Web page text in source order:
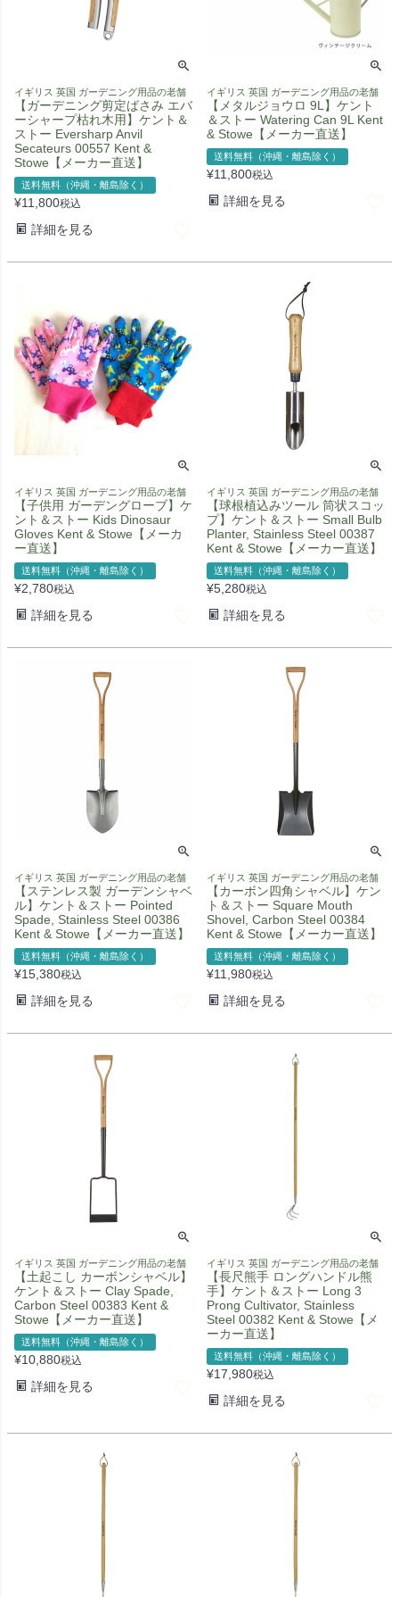
イギリス 英国 ガーデニング用品の老舗
【ガーデニング剪定ばさみ エバ
ーシャープ枯れ木用】ケント＆
ストー Eversharp Anvil
Secateurs 00557 Kent &
Stowe【メーカー直送】
送料無料（沖縄・離島除く）
¥11,800税込
詳細を見る
イギリス 英国 ガーデニング用品の老舗
【メタルジョウロ 9L】ケント
＆ストー Watering Can 9L Kent
& Stowe【メーカー直送】
送料無料（沖縄・離島除く）
¥11,800税込
詳細を見る
イギリス 英国 ガーデニング用品の老舗
【子供用 ガーデングローブ】ケ
ント＆ストー Kids Dinosaur
Gloves Kent & Stowe【メーカ
ー直送】
送料無料（沖縄・離島除く）
¥2,780税込
詳細を見る
イギリス 英国 ガーデニング用品の老舗
【球根植込みツール 筒状スコッ
プ】ケント＆ストー Small Bulb
Planter, Stainless Steel 00387
Kent & Stowe【メーカー直送】
送料無料（沖縄・離島除く）
¥5,280税込
詳細を見る
イギリス 英国 ガーデニング用品の老舗
【ステンレス製 ガーデンシャベ
ル】ケント＆ストー Pointed
Spade, Stainless Steel 00386
Kent & Stowe【メーカー直送】
送料無料（沖縄・離島除く）
¥15,380税込
詳細を見る
イギリス 英国 ガーデニング用品の老舗
【カーボン四角シャベル】ケン
ト＆ストー Square Mouth
Shovel, Carbon Steel 00384
Kent & Stowe【メーカー直送】
送料無料（沖縄・離島除く）
¥11,980税込
詳細を見る
イギリス 英国 ガーデニング用品の老舗
【土起こし カーボンシャベル】
ケント＆ストー Clay Spade,
Carbon Steel 00383 Kent &
Stowe【メーカー直送】
送料無料（沖縄・離島除く）
¥10,880税込
詳細を見る
イギリス 英国 ガーデニング用品の老舗
【長尺熊手 ロングハンドル熊
手】ケント＆ストー Long 3
Prong Cultivator, Stainless
Steel 00382 Kent & Stowe【メ
ーカー直送】
送料無料（沖縄・離島除く）
¥17,980税込
詳細を見る